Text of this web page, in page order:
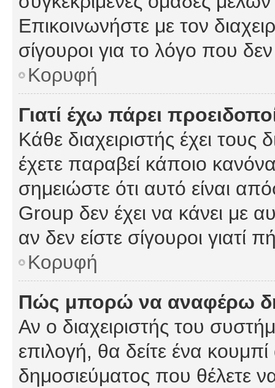
Επικοινωνήστε με τον
σίγουροι για το λόγο που
Κορυφή
Γιατί έχω πάρει
Κάθε διαχειριστής έχει
έχετε παραβεί κάποιο
σημειώστε ότι αυτό είναι
Group δεν έχει να κάνει με
αν δεν είστε σίγουροι γιατί
Κορυφή
Πώς μπορώ να αναφέρω
Αν ο διαχειριστής του
επιλογή, θα δείτε ένα
δημοσιεύματος που θέλετε